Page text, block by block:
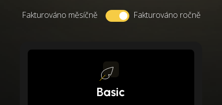
Fakturováno měsíčně Fakturováno ročně
Basic